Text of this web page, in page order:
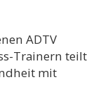
ADTV
Trainern teilt
mit